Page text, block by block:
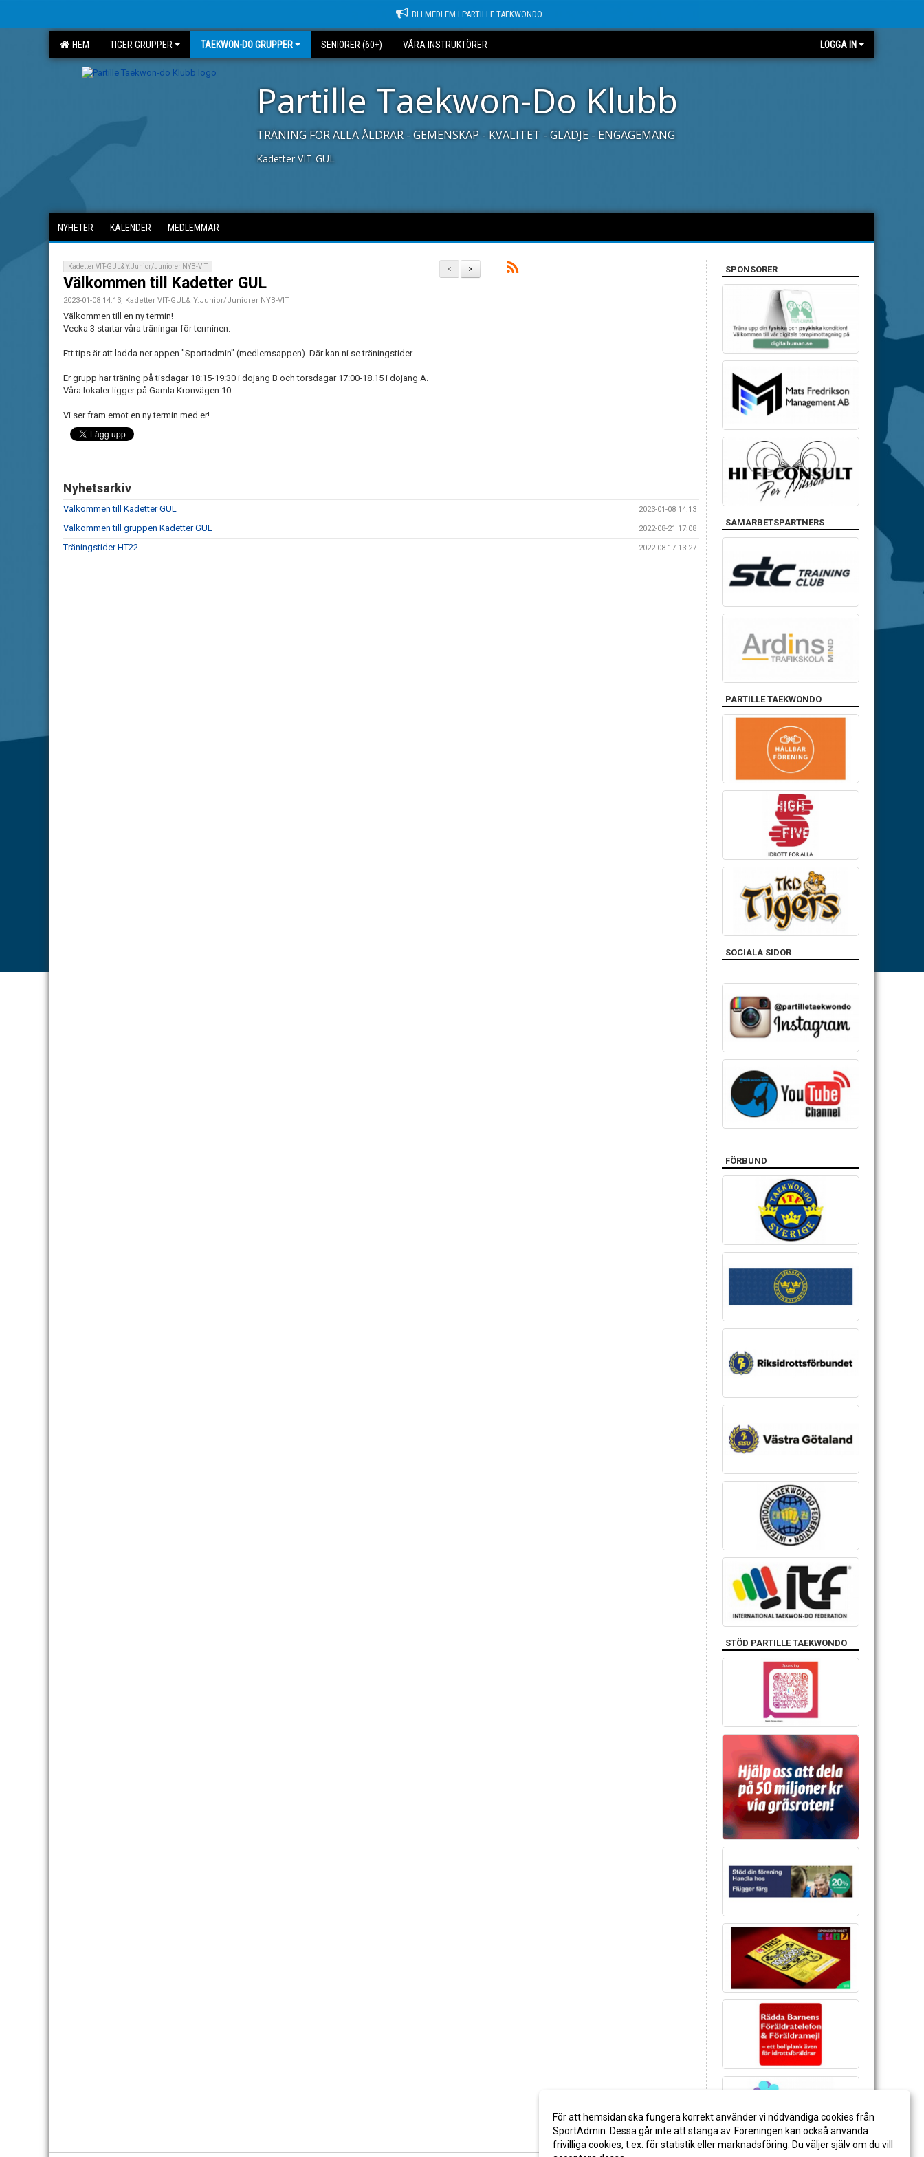
BLI MEDLEM I PARTILLE TAEKWONDO
HEM TIGER GRUPPER TAEKWON-DO GRUPPER SENIORER (60+) VÅRA INSTRUKTÖRER LOGGA IN
Partille Taekwon-Do Klubb
TRÄNING FÖR ALLA ÅLDRAR - GEMENSKAP - KVALITET - GLÄDJE - ENGAGEMANG
Kadetter VIT-GUL
NYHETER KALENDER MEDLEMMAR
>
<
Kadetter VIT-GUL& Y.Junior/Juniorer NYB-VIT
Välkommen till Kadetter GUL
2023-01-08 14:13, Kadetter VIT-GUL& Y.Junior/Juniorer NYB-VIT
Välkommen till en ny termin!
Vecka 3 startar våra träningar för terminen.
Ett tips är att ladda ner appen "Sportadmin" (medlemsappen). Där kan ni se träningstider.
Er grupp har träning på tisdagar 18:15-19:30 i dojang B och torsdagar 17:00-18.15 i dojang A.
Våra lokaler ligger på Gamla Kronvägen 10.
Vi ser fram emot en ny termin med er!
Nyhetsarkiv
Välkommen till Kadetter GUL 2023-01-08 14:13
Välkommen till gruppen Kadetter GUL 2022-08-21 17:08
Träningstider HT22 2022-08-17 13:27
SPONSORER
SAMARBETSPARTNERS
PARTILLE TAEKWONDO
SOCIALA SIDOR
FÖRBUND
STÖD PARTILLE TAEKWONDO
För att hemsidan ska fungera korrekt använder vi nödvändiga cookies från
SportAdmin. Dessa går inte att stänga av. Föreningen kan också använda
frivilliga cookies, t.ex. för statistik eller marknadsföring. Du väljer själv om du vill